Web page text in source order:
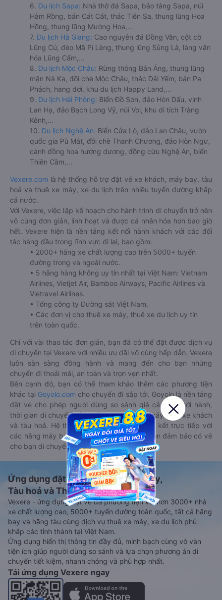
6. Du lịch Sapa: Nhà thờ đá Sapa, bảo tàng Sapa, núi
Hàm Rồng, bản Cát Cát, thác Tiên Sa, thung lũng Hoa
Hồng, thung lũng Mường Hoa,...
7. Du lịch Hà Giang: Cao nguyên đá Đồng Văn, cột cờ
Lũng Cú, đèo Mã Pí Lèng, thung lũng Sủng Là, làng văn
hóa Lũng Cẩm,...
8. Du lịch Mộc Châu: Rừng thông Bản Áng, thung lũng
mận Nà Ka, đồi chè Mộc Châu, thác Dải Yếm, bản Pa
Phách, hang dơi, khu du lịch Happy Land,...
9. Du lịch Hải Phòng: Biển Đồ Sơn, đảo Hòn Dấu, vịnh
Lan Hạ, đảo Bạch Long Vỹ, núi Voi, khu di tích Tràng
Kênh,...
10. Du lịch Nghệ An: Biển Cửa Lò, đảo Lan Châu, vườn
quốc gia Pù Mát, đồi chè Thanh Chương, đảo Hòn Ngư,
cánh đồng hoa hướng dương, đồng cừu Nghệ An, biển
Thiên Cầm,...
Vexere.com là hệ thống hỗ trợ đặt vé xe khách, máy bay, tàu
hoả và thuê xe máy, xe du lịch trên nhiều tuyến đường khắp
cả nước.
Với Vexere, việc lập kế hoạch cho hành trình di chuyển trở nên
vô cùng đơn giản, linh hoạt và được cá nhân hóa hơn bao giờ
hết. Vexere hiện là nền tảng kết nối hành khách với các đối
tác hàng đầu trong lĩnh vực đi lại, bao gồm:
• 2000+ hãng xe chất lượng cao trên 5000+ tuyến
đường trong và ngoài nước.
• 5 hãng hàng không uy tín nhất tại Việt Nam: Vietnam
Airlines, Vietjet Air, Bamboo Airways, Pacific Airlines và
Vietravel Airlines.
• Tổng công ty Đường sắt Việt Nam.
• Các đơn vị cho thuê xe máy, thuê xe du lịch uy tín
trên toàn quốc.
Chỉ với vài thao tác đơn giản, bạn đã có thể đặt được dịch vụ
di chuyển tại Vexere với nhiều ưu đãi vô cùng hấp dẫn. Vexere
luôn sẵn sàng đồng hành và mang đến cho bạn những
chuyến đi thoải mái, an toàn và trọn vẹn nhất.
Bên cạnh đó, bạn có thể tham khảo thêm các phương tiện
khác tại Goyolo.com cho chuyến đi sắp tới. Goyolo là nền tảng
đặt vé cho phép người dùng so sánh giá cả, giờ khởi hành,
thời gian di chuyển của nhiều phương tiện máy bay, xe khách
và tàu hoả. Hệ thống của Goyolo được liên kết trực tiếp với
các hãng máy bay, xe khách và tàu hoả, luôn đảm bảo có vé
cho bạn di chuyển.
Ứng dụng đặt vé Xe khách, Máy bay,
Tàu hoả và Thuê xe
Vexere - ứng dụng đặt vé đa phương tiện với hơn 3000+ nhà
xe chất lượng cao, 5000+ tuyến đường toàn quốc, tất cả hãng
bay và hãng tàu cùng dịch vụ thuê xe máy, xe du lịch phủ
khắp các tỉnh thành tại Việt Nam.
Ứng dụng hiển thị thông tin đầy đủ, minh bạch cùng vô vàn
tiện ích giúp người dùng so sánh và lựa chọn phương án di
chuyển tiết kiệm, nhanh chóng và phù hợp nhất.
Tải ứng dụng Vexere ngay